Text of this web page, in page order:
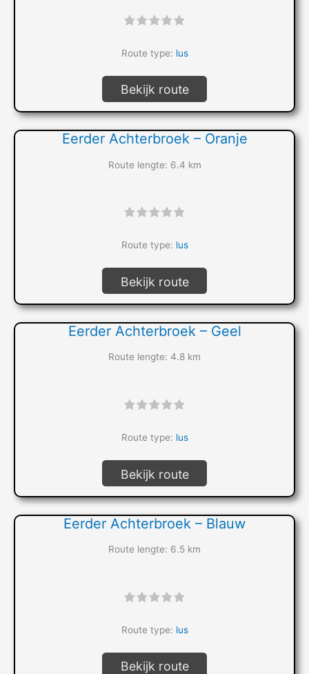
Route type: lus
Bekijk route
Eerder Achterbroek – Oranje
Route lengte: 6.4 km
Route type: lus
Bekijk route
Eerder Achterbroek – Geel
Route lengte: 4.8 km
Route type: lus
Bekijk route
Eerder Achterbroek – Blauw
Route lengte: 6.5 km
Route type: lus
Bekijk route